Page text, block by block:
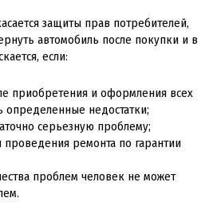
защиты прав потребителей,
автомобиль после покупки и в
если:
приобретения и оформления всех
определенные недостатки;
серьезную проблему;
проведения ремонта по гарантии
проблем человек не может